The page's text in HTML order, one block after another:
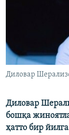
Диловар
Диловар
бошқа
ҳатто бир